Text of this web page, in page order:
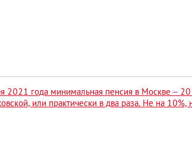
2021 года минимальная пенсия в Москве –
или практически в два раза. Не на 10%,